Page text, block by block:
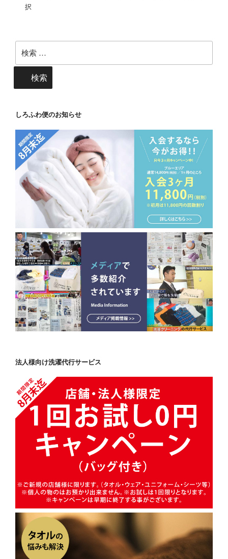
択
検
索:
検索
しろふわ便のお知らせ
法人様向け洗濯代行サービス